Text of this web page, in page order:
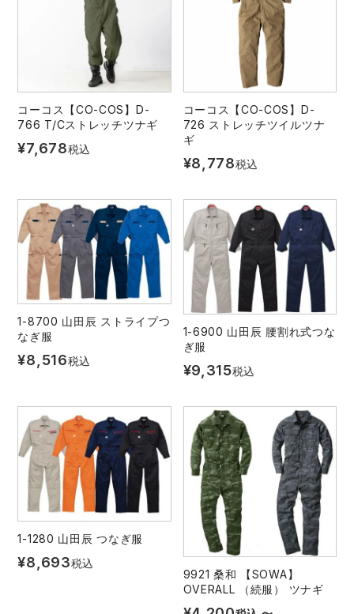
コーコス【CO-COS】D-
766 T/Cストレッチツナギ
¥7,678税込
コーコス【CO-COS】D-
726 ストレッチツイルツナ
ギ
¥8,778税込
1-8700 山田辰 ストライプつ
なぎ服
¥8,516税込
1-6900 山田辰 腰割れ式つな
ぎ服
¥9,315税込
1-1280 山田辰 つなぎ服
¥8,693税込
9921 桑和 【SOWA】
OVERALL （続服） ツナギ